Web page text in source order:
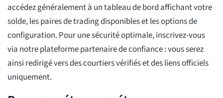
accédez généralement à un tableau de bord affichant votre
solde, les paires de trading disponibles et les options de
configuration. Pour une sécurité optimale, inscrivez-vous
via notre plateforme partenaire de confiance : vous serez
ainsi redirigé vers des courtiers vérifiés et des liens officiels
uniquement.